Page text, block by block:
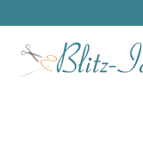
springen